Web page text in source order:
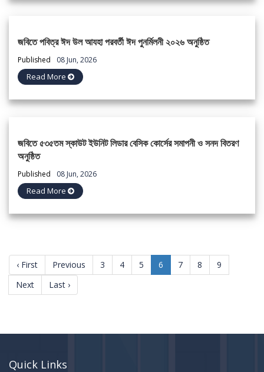
জবিতে পবিত্র ঈদ উল আযহা পরবর্তী ঈদ পুনর্মিলনী ২০২৬ অনুষ্ঠিত
Published 08 Jun, 2026
Read More
জবিতে ৫৩৫তম স্কাউট ইউনিট লিডার বেসিক কোর্সের সমাপনী ও সনদ বিতরণ
অনুষ্ঠিত
Published 08 Jun, 2026
Read More
‹ First Previous 3 4 5 6 (current)
7 8
9
Next
Last ›
Quick Links